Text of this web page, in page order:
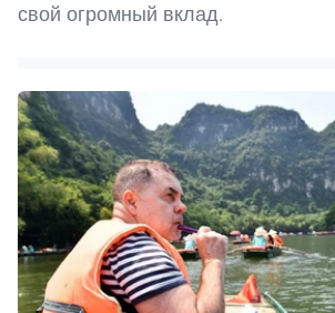
свой огромный вклад.